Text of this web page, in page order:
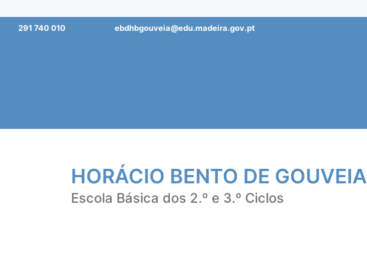
Saltar291 740 010 ebdhbgouveia@edu.madeira.gov.pt
HORÁCIO BENTO DE GOUVEIA
Escola Básica dos 2.º e 3.º Ciclos